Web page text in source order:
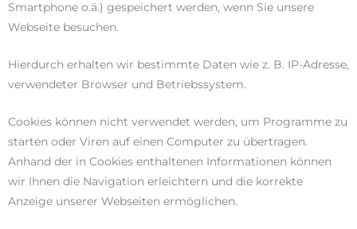
Smartphone o.ä.) gespeichert werden, wenn Sie unsere
Webseite besuchen.
Hierdurch erhalten wir bestimmte Daten wie z. B. IP-Adresse,
verwendeter Browser und Betriebssystem.
Cookies können nicht verwendet werden, um Programme zu
starten oder Viren auf einen Computer zu übertragen.
Anhand der in Cookies enthaltenen Informationen können
wir Ihnen die Navigation erleichtern und die korrekte
Anzeige unserer Webseiten ermöglichen.